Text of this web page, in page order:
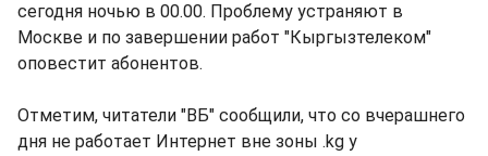
сегодня ночью в 00.00. Проблему устраняют в
Москве и по завершении работ "Кыргызтелеком"
оповестит абонентов.
Отметим, читатели "ВБ" сообщили, что со вчерашнего
дня не работает Интернет вне зоны .kg у